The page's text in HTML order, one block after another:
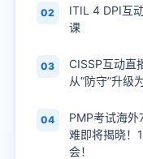
02
ITIL 4 DPI互
课
03
CISSP互动直
从“防守”升级
04
PMP考试海
难即将揭晓！
会！